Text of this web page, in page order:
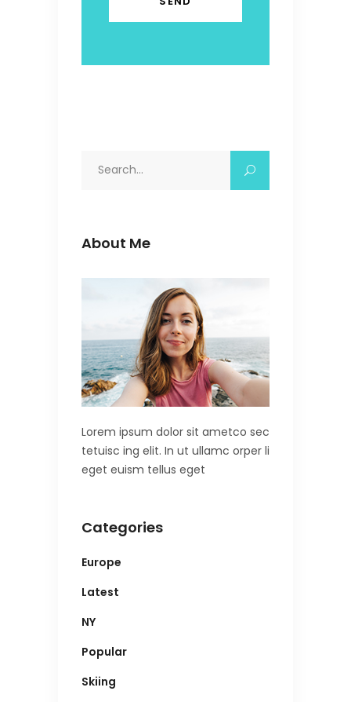
About Me
Lorem ipsum dolor sit ametco sec
tetuisc ing elit. In ut ullamc orper li
eget euism tellus eget
Categories
Europe
Latest
NY
Popular
Skiing